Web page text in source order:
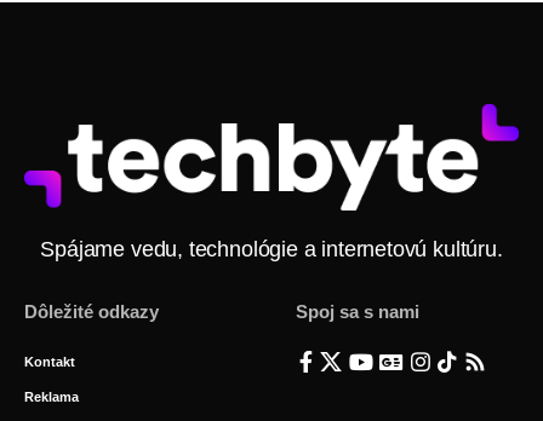
Spájame vedu, technológie a internetovú kultúru.
Dôležité odkazy
Kontakt
Reklama
Spoj sa s nami